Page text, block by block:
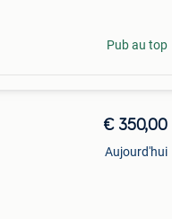
Pub au top
€ 350,00
Aujourd'hui